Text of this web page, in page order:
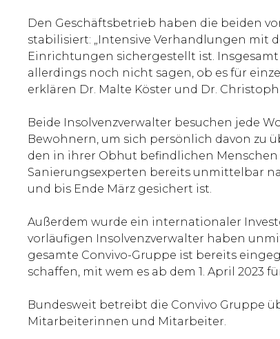
Den Geschäftsbetrieb haben die beiden
stabilisiert: „Intensive Verhandlungen mit
Einrichtungen sichergestellt ist.
allerdings noch nicht sagen, ob es für
erklären Dr. Malte Köster und Dr. Christoph
Beide Insolvenzverwalter besuchen jede
Bewohnern, um sich persönlich davon zu
den in ihrer Obhut befindlichen
Sanierungsexperten bereits unmittelbar
und bis Ende März gesichert ist.
Außerdem wurde ein internationaler
vorläufigen Insolvenzverwalter haben
gesamte Convivo-Gruppe ist bereits
schaffen, mit wem es ab dem 1. April 2023
Bundesweit betreibt die Convivo Gruppe
Mitarbeiterinnen und Mitarbeiter.